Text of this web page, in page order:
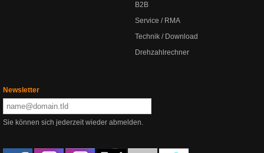
B2B
Service / RMA
Technik / Download
Drehzahlrechner
Newsletter
Sie können sich jederzeit wieder abmelden.